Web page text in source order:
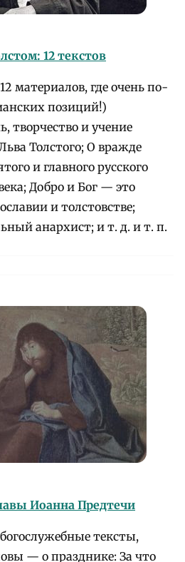
12 текстов
материалов, где очень по-
позиций!)
творчество и учение
Толстого; О вражде
и главного русского
Добро и Бог — это
и толстовстве;
анархист; и т. д. и т. п.
Иоанна Предтечи
тексты,
— о празднике: За что